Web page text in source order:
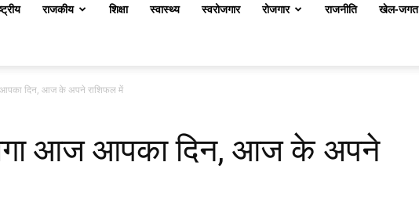
राजकीय शिक्षा स्वास्थ्य स्वरोजगार रोजगार राजनीति खेल-जगत
आपका दिन, आज के अपने राशिफल में
आज आपका दिन, आज के अपने